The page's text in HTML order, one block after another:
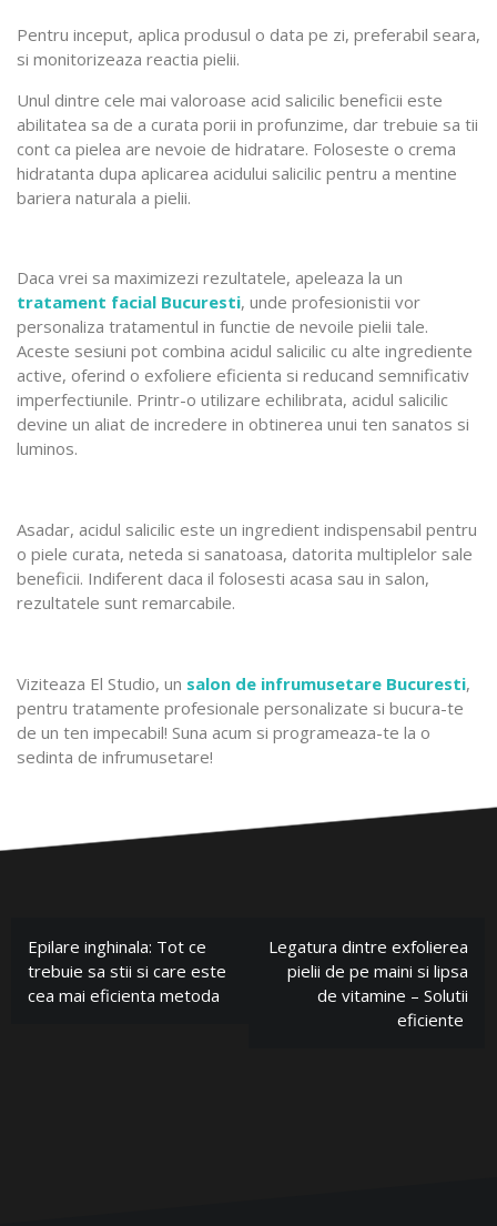
Pentru inceput, aplica produsul o data pe zi, preferabil seara,
si monitorizeaza reactia pielii.
Unul dintre cele mai valoroase acid salicilic beneficii este
abilitatea sa de a curata porii in profunzime, dar trebuie sa tii
cont ca pielea are nevoie de hidratare. Foloseste o crema
hidratanta dupa aplicarea acidului salicilic pentru a mentine
bariera naturala a pielii.
Daca vrei sa maximizezi rezultatele, apeleaza la un
tratament facial Bucuresti, unde profesionistii vor
personaliza tratamentul in functie de nevoile pielii tale.
Aceste sesiuni pot combina acidul salicilic cu alte ingrediente
active, oferind o exfoliere eficienta si reducand semnificativ
imperfectiunile. Printr-o utilizare echilibrata, acidul salicilic
devine un aliat de incredere in obtinerea unui ten sanatos si
luminos.
Asadar, acidul salicilic este un ingredient indispensabil pentru
o piele curata, neteda si sanatoasa, datorita multiplelor sale
beneficii. Indiferent daca il folosesti acasa sau in salon,
rezultatele sunt remarcabile.
Viziteaza El Studio, un salon de infrumusetare Bucuresti,
pentru tratamente profesionale personalizate si bucura-te
de un ten impecabil! Suna acum si programeaza-te la o
sedinta de infrumusetare!
Epilare inghinala: Tot ce
trebuie sa stii si care este
cea mai eficienta metoda
Legatura dintre exfolierea
pielii de pe maini si lipsa
de vitamine – Solutii
eficiente